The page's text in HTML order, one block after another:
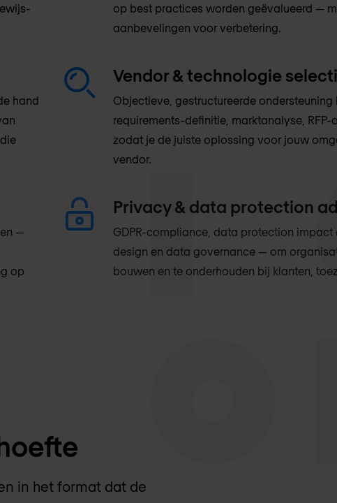
op best practices worden geëvalueerd —
aanbevelingen voor verbetering.
hand
Vendor & technologie
Objectieve, gestructureerde
requirements-definitie, marktanalyse,
zodat je de juiste oplossing voor jouw
vendor.
—
op
Privacy & data protection
GDPR-compliance, data protection
design en data governance — om
bouwen en te onderhouden bij klanten,
in het format dat de